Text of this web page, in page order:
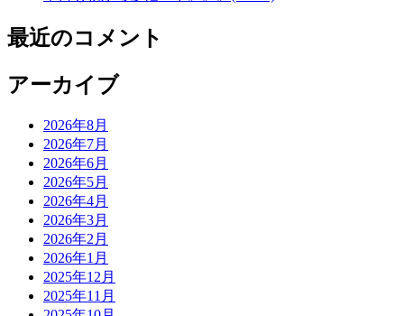
最近のコメント
アーカイブ
2026年8月
2026年7月
2026年6月
2026年5月
2026年4月
2026年3月
2026年2月
2026年1月
2025年12月
2025年11月